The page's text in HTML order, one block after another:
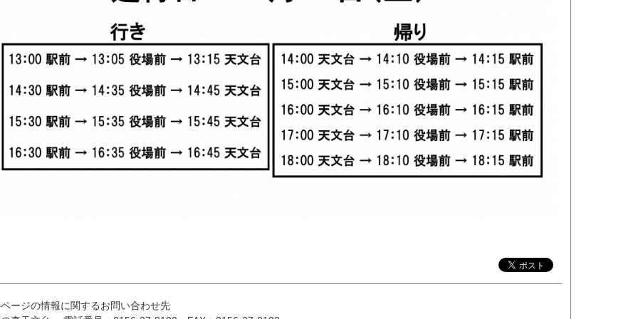
ージの情報に関するお問い合わせ先